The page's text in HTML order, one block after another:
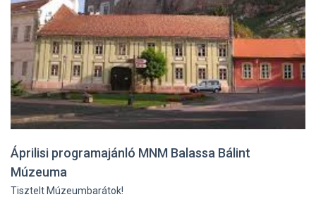
Áprilisi programajánló MNM Balassa Bálint
Múzeuma
Tisztelt Múzeumbarátok!